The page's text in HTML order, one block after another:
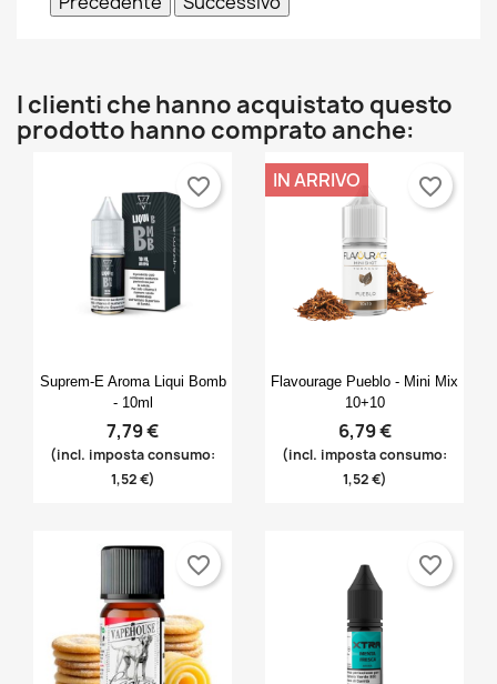
I clienti che hanno acquistato questo
prodotto hanno comprato anche:
Anteprima
Suprem-E Aroma Liqui Bomb
- 10ml
7,79 €
(incl. imposta consumo:
1,52 €)
favorite_border
Anteprima
Flavourage Pueblo - Mini Mix
10+10
6,79 €
(incl. imposta consumo:
1,52 €)
IN ARRIVO favorite_border
favorite_border favorite_border